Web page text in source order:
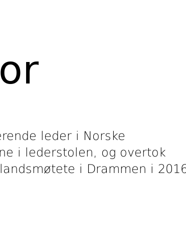
leder i Norske
i lederstolen, og overtok
i Drammen i